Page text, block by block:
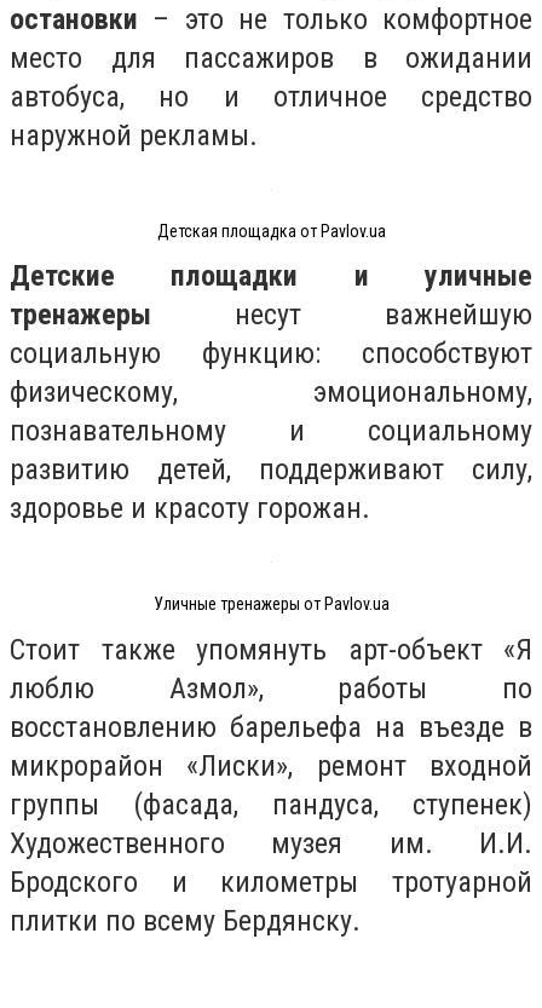
остановки – это не только комфортное
место для пассажиров в ожидании
автобуса, но и отличное средство
наружной рекламы.
Детская площадка от Pavlov.ua
Детские площадки и уличные
тренажеры несут важнейшую
социальную функцию: способствуют
физическому, эмоциональному,
познавательному и социальному
развитию детей, поддерживают силу,
здоровье и красоту горожан.
Уличные тренажеры от Pavlov.ua
Стоит также упомянуть арт-объект «Я
люблю Азмол», работы по
восстановлению барельефа на въезде в
микрорайон «Лиски», ремонт входной
группы (фасада, пандуса, ступенек)
Художественного музея им. И.И.
Бродского и километры тротуарной
плитки по всему Бердянску.